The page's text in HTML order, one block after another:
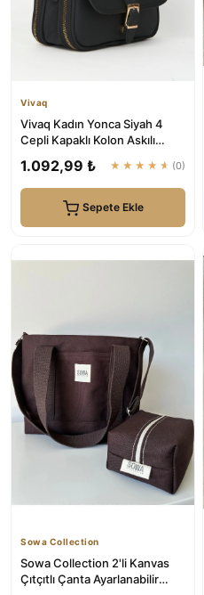
Vivaq
Vivaq Kadın Yonca Siyah 4
Cepli Kapaklı Kolon Askılı
1.092,99 ₺ ★★★★★ (0)
Sepete Ekle
Sowa Collection
Sowa Collection 2'li Kanvas
Çıtçıtlı Çanta Ayarlanabilir